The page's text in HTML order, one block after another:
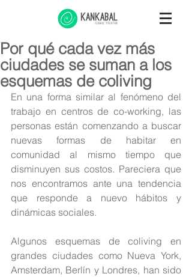
Por qué cada vez más
ciudades se suman a los
esquemas de coliving
En una forma similar al fenómeno del
trabajo en centros de co-working, las
personas están comenzando a buscar
nuevas formas de habitar en
comunidad al mismo tiempo que
disminuyen sus costos. Pareciera que
nos encontramos ante una tendencia
que responde a nuevo hábitos y
dinámicas sociales.
Algunos esquemas de coliving en
grandes ciudades como Nueva York,
Amsterdam, Berlín y Londres, han sido